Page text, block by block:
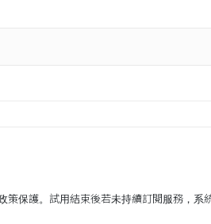
保護。試用結束後若未持續訂閱服務，系